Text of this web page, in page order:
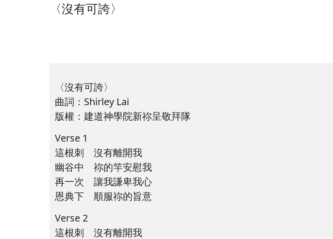
〈沒有可誇〉
〈沒有可誇〉
曲詞：Shirley Lai
版權：建道神學院新祢呈敬拜隊
Verse 1
這根刺 沒有離開我
幽谷中 祢的竿安慰我
再一次 讓我謙卑我心
恩典下 順服祢的旨意
Verse 2
這根刺 沒有離開我